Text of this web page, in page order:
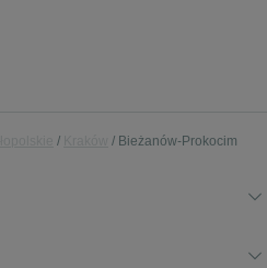
Bieżanów-Prokocim